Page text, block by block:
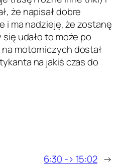
że napisał dobre
i ma nadzieję, że zostanę
się udało to może po
motorniczych dostał
na jakiś czas do
6:30 -> 15:02 →